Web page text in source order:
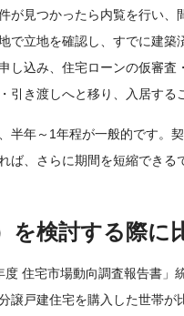
が見つかったら内覧を行い
で立地を確認し、すでに建築
し込み、住宅ローンの仮審
引き渡しへと移り、入居する
半年～1年程が一般的です。
ば、さらに期間を短縮できる
を検討する際に
住宅市場動向調査報告書」
譲戸建住宅を購入した世帯